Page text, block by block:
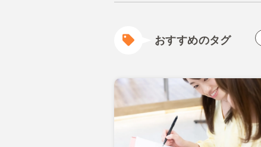
おすすめのタグ